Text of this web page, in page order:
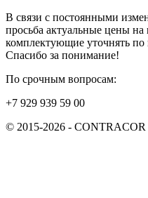
В связи с постоянными
просьба актуальные цены
комплектующие уточнять по
Спасибо за понимание!
По срочным вопросам:
+7 929 939 59 00
© 2015-2026 - CONTRACOR